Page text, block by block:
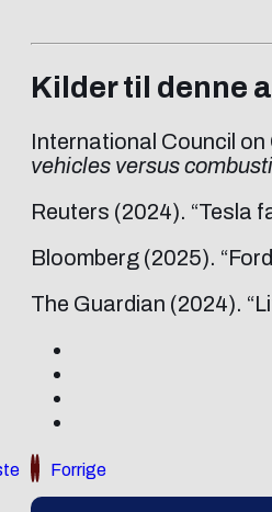
Kilder til denne
International Council
vehicles versus
Reuters (2024). “Tesla
Bloomberg (2025).
The Guardian (2024).
Forrige